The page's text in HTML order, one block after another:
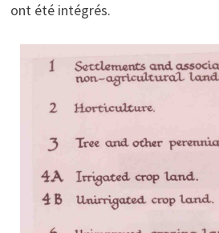
ont été intégrés.